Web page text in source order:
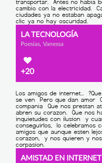
LA TECNOLOGÍA
Poesías, Vanessa
+20
AMISTAD EN INTERNET